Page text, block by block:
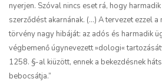
nyerjen. Szóval nincs eset rá, hogy
szerződést akarnának. (…) A tervezet ezzel
törvény nagy hibáját: az adós és harmadik
végbemenő úgynevezett »dologi«
1258. §-al kiüzött, ennek a bekezdésnek
bebocsátja.”